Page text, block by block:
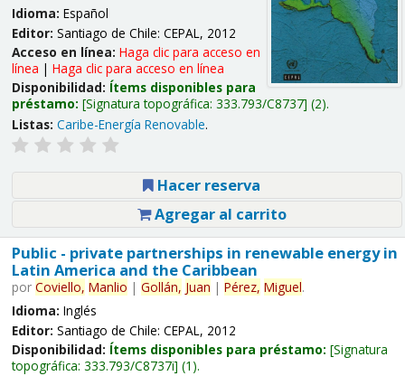
Idioma: Español
Editor: Santiago de Chile: CEPAL, 2012
Acceso en línea: Haga clic para acceso en
línea | Haga clic para acceso en línea
Disponibilidad: Ítems disponibles para
préstamo: Signatura topográfica: 333.793/C8737 (2).
Listas: Caribe-Energía Renovable.
Hacer reserva
Agregar al carrito
Public - private partnerships in renewable energy in
Latin America and the Caribbean
por Coviello, Manlio | Gollán, Juan | Pérez, Miguel.
Idioma: Inglés
Editor: Santiago de Chile: CEPAL, 2012
Disponibilidad: Ítems disponibles para préstamo: Signatura
topográfica: 333.793/C8737i (1).